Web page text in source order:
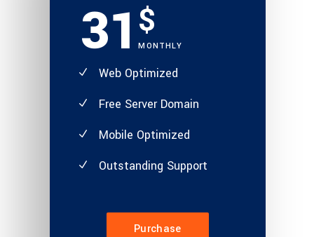
31$
MONTHLY
Web Optimized
Free Server Domain
Mobile Optimized
Outstanding Support
Purchase